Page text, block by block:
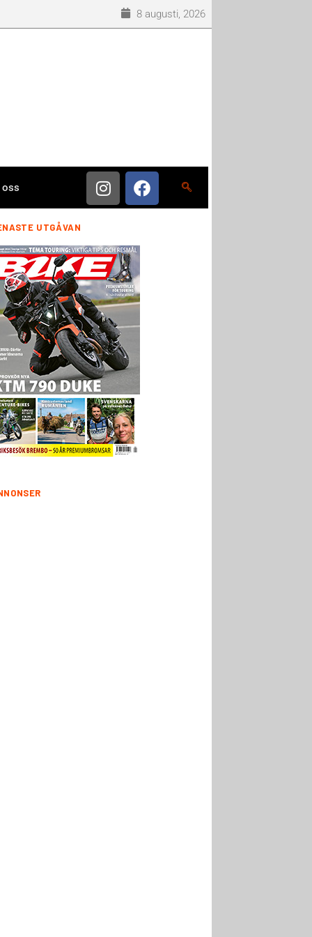
8 augusti, 2026
oss
UTGÅVAN